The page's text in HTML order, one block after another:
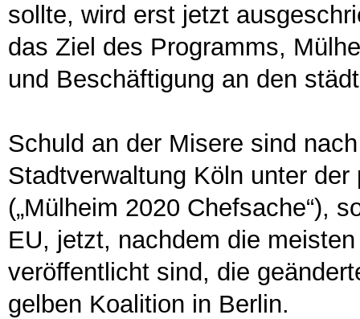
sollte, wird erst jetzt
das Ziel des Programms,
und Beschäftigung an den
Schuld an der Misere sind
Stadtverwaltung Köln unter
(„Mülheim 2020 Chefsache“),
EU, jetzt, nachdem die
veröffentlicht sind, die
gelben Koalition in Berlin.